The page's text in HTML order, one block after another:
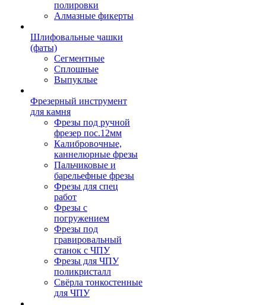
полировки
Алмазные фикерты
Шлифовальные чашки
(фаты)
Сегментные
Сплошные
Выпуклые
Фрезерный инструмент
для камня
Фрезы под ручной
фрезер пос.12мм
Калибровочные,
каннелюрные фрезы
Пальчиковые и
барельефные фрезы
Фрезы для спец
работ
Фрезы с
погружением
Фрезы под
гравировальный
станок с ЧПУ
Фрезы для ЧПУ
поликристалл
Свёрла тонкостенные
для ЧПУ